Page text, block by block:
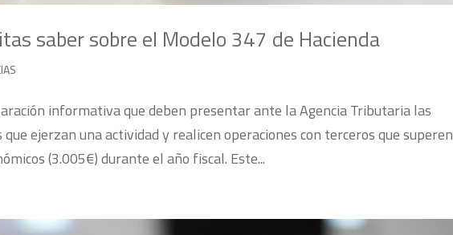
saber sobre el Modelo 347 de Hacienda
informativa que deben presentar ante la Agencia Tributaria las
ejerzan una actividad y realicen operaciones con terceros que superen
(3.005€) durante el año fiscal. Este...